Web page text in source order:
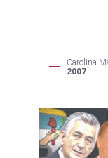
Carolina
2007